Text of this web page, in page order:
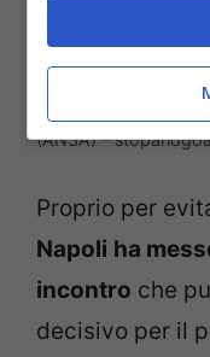
Calciomercato
(ANSA) –
Proprio per
Napoli ha
incontro che
decisivo per il